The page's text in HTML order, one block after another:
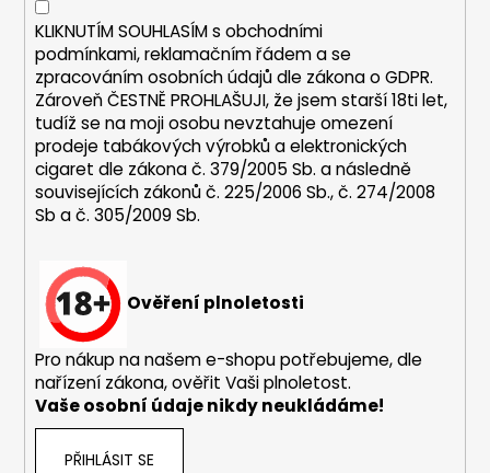
KLIKNUTÍM SOUHLASÍM s obchodními
podmínkami,reklamačním řádem a se
zpracováním osobních údajů dle zákona oGDPR.
Zároveň ČESTNĚ PROHLAŠUJI, že jsem starší 18ti let,
tudíž se na moji osobu nevztahuje omezení
prodeje tabákových výrobků a elektronických
cigaret dle zákona č. 379/2005 Sb. a následně
souvisejících zákonů č. 225/2006 Sb., č. 274/2008
Sb a č. 305/2009 Sb.
Ověření plnoletosti
Pro nákup na našem e-shopu potřebujeme, dle
nařízení zákona, ověřit Vaši plnoletost.
Vaše osobní údaje nikdy neukládáme!
PŘIHLÁSIT SE